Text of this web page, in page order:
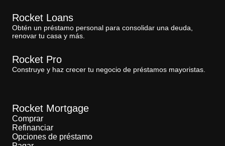
Rocket Loans
Obtén un préstamo personal para consolidar una deuda,
renovar tu casa y más.
Rocket Pro
Construye y haz crecer tu negocio de préstamos mayoristas.
Rocket Mortgage
Comprar
Refinanciar
Opciones de préstamo